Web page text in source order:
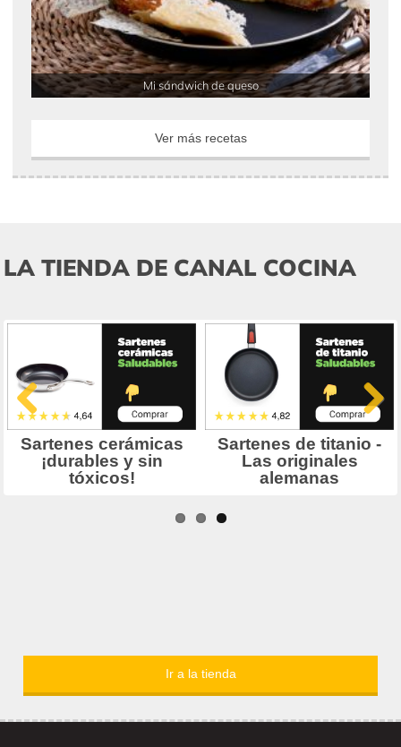
Mi sándwich de queso
Ver más recetas
LA TIENDA DE CANAL COCINA
Ir a la tienda